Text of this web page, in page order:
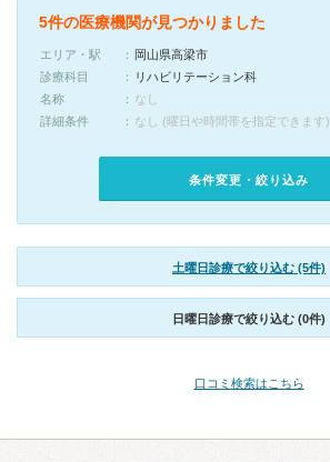
5件の医療機関が見つかりました
エリア・駅
岡山県高梁市
診療科目
リハビリテーション科
名称
なし
詳細条件
なし (曜日や時間帯を指定できます)
条件変更・絞り込み
土曜日診療で絞り込む (5件)
日曜日診療で絞り込む (0件)
口コミ検索はこちら